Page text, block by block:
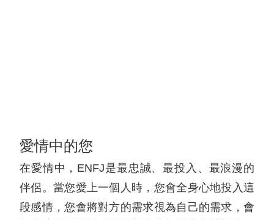
愛情中的您
在愛情中，ENFJ是最忠誠、最投入、最浪漫的
伴侶。當您愛上一個人時，您會全身心地投入這
段感情，您會將對方的需求視為自己的需求，會